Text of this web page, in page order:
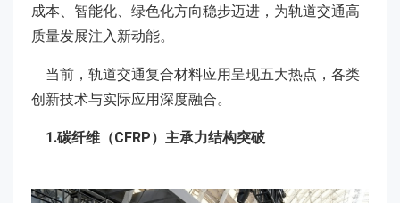
成本、智能化、绿色化方向稳步迈进，为轨道交通高
质量发展注入新动能。
当前，轨道交通复合材料应用呈现五大热点，各类
创新技术与实际应用深度融合。
1.碳纤维（CFRP）主承力结构突破